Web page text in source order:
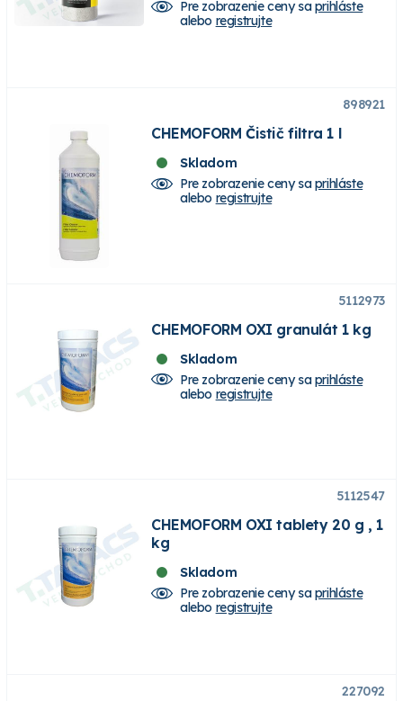
Pre zobrazenie ceny saprihláste
alebo registrujte
898921
CHEMOFORM Čistič filtra 1 l
Skladom
Pre zobrazenie ceny saprihláste
alebo registrujte
5112973
CHEMOFORM OXI granulát 1 kg
Skladom
Pre zobrazenie ceny saprihláste
alebo registrujte
5112547
CHEMOFORM OXI tablety 20 g , 1
kg
Skladom
Pre zobrazenie ceny saprihláste
alebo registrujte
227092